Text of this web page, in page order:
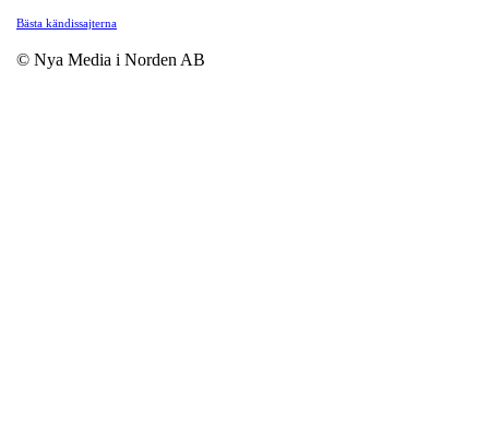
Bästa kändissajterna
© Nya Media i Norden AB